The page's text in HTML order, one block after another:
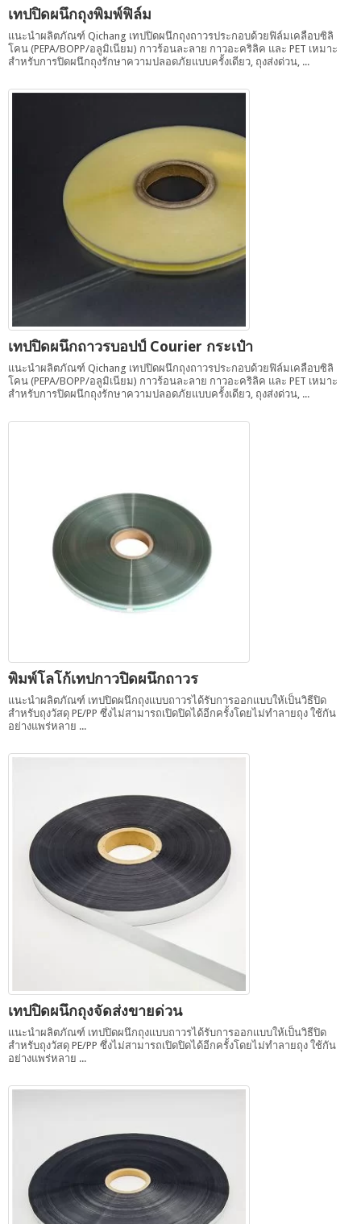
เทปปิดผนึกถุงพิมพ์ฟิล์ม
แนะนำผลิตภัณฑ์ Qichang เทปปิดผนึกถุงถาวรประกอบด้วยฟิล์มเคลือบซิลิ
โคน (PEPA/BOPP/อลูมิเนียม) กาวร้อนละลาย กาวอะคริลิค และ PET เหมาะ
สำหรับการปิดผนึกถุงรักษาความปลอดภัยแบบครั้งเดียว, ถุงส่งด่วน, ...
เทปปิดผนึกถาวรบอปป์ Courier กระเป๋า
แนะนำผลิตภัณฑ์ Qichang เทปปิดผนึกถุงถาวรประกอบด้วยฟิล์มเคลือบซิลิ
โคน (PEPA/BOPP/อลูมิเนียม) กาวร้อนละลาย กาวอะคริลิค และ PET เหมาะ
สำหรับการปิดผนึกถุงรักษาความปลอดภัยแบบครั้งเดียว, ถุงส่งด่วน, ...
พิมพ์โลโก้เทปกาวปิดผนึกถาวร
แนะนำผลิตภัณฑ์ เทปปิดผนึกถุงแบบถาวรได้รับการออกแบบให้เป็นวิธีปิด
สำหรับถุงวัสดุ PE/PP ซึ่งไม่สามารถเปิดปิดได้อีกครั้งโดยไม่ทำลายถุง ใช้กัน
อย่างแพร่หลาย ...
เทปปิดผนึกถุงจัดส่งขายด่วน
แนะนำผลิตภัณฑ์ เทปปิดผนึกถุงแบบถาวรได้รับการออกแบบให้เป็นวิธีปิด
สำหรับถุงวัสดุ PE/PP ซึ่งไม่สามารถเปิดปิดได้อีกครั้งโดยไม่ทำลายถุง ใช้กัน
อย่างแพร่หลาย ...